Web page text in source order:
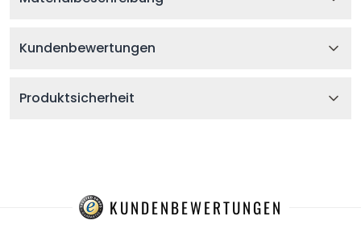
Kundenbewertungen
Produktsicherheit
KUNDENBEWERTUNGEN